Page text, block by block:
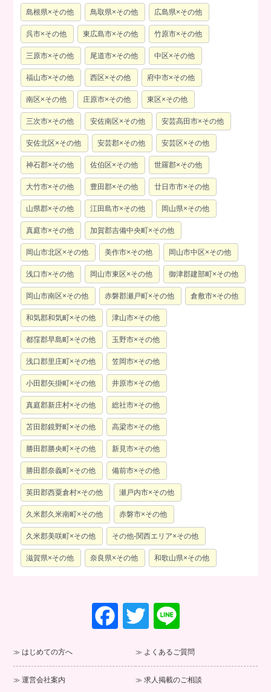
島根県×その他 鳥取県×その他 広島県×その他
呉市×その他 東広島市×その他 竹原市×その他
三原市×その他 尾道市×その他 中区×その他
福山市×その他 西区×その他 府中市×その他
南区×その他 庄原市×その他 東区×その他
三次市×その他 安佐南区×その他 安芸高田市×その他
安佐北区×その他 安芸郡×その他 安芸区×その他
神石郡×その他 佐伯区×その他 世羅郡×その他
大竹市×その他 豊田郡×その他 廿日市市×その他
山県郡×その他 江田島市×その他 岡山県×その他
真庭市×その他 加賀郡吉備中央町×その他
岡山市北区×その他 美作市×その他 岡山市中区×その他
浅口市×その他 岡山市東区×その他 御津郡建部町×その他
岡山市南区×その他 赤磐郡瀬戸町×その他 倉敷市×その他
和気郡和気町×その他 津山市×その他
都窪郡早島町×その他 玉野市×その他
浅口郡里庄町×その他 笠岡市×その他
小田郡矢掛町×その他 井原市×その他
真庭郡新庄村×その他 総社市×その他
苫田郡鏡野町×その他 高梁市×その他
勝田郡勝央町×その他 新見市×その他
勝田郡奈義町×その他 備前市×その他
英田郡西粟倉村×その他 瀬戸内市×その他
久米郡久米南町×その他 赤磐市×その他
久米郡美咲町×その他 その他-関西エリア×その他
滋賀県×その他 奈良県×その他 和歌山県×その他
F
a
e
T
wi
tt
er
e
はじめての方へ よくあるご質問
運営会社案内 求人掲載のご相談